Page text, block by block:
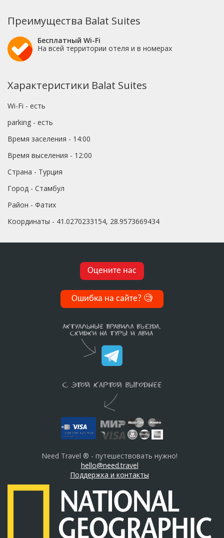
Преимущества Balat Suites
Бесплатный Wi-Fi
На всей территории отеля и в номерах
Характеристики Balat Suites
Wi-Fi - есть
parking - есть
Время заселения - 14:00
Время выселения - 12:00
Страна - Турция
Город - Стамбул
Район - Фатих
Координаты - 41.0270233154, 28.9573669434
Оцените нас
Ошибка на сайте? 🧐
Need Travel ® - путешествовать нужно!
hello@need.travel
Поддержка и контакты